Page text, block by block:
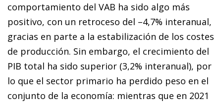
comportamiento del VAB ha sido algo más
positivo, con un retroceso del –4,7% interanual,
gracias en parte a la estabilización de los costes
de producción. Sin embargo, el crecimiento del
PIB total ha sido superior (3,2% interanual), por
lo que el sector primario ha perdido peso en el
conjunto de la economía: mientras que en 2021